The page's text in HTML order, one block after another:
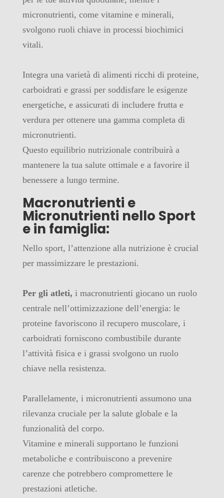
micronutrienti, come vitamine e minerali,
svolgono ruoli chiave in processi biochimici
vitali.
Integra una varietà di alimenti ricchi di proteine,
carboidrati e grassi per soddisfare le esigenze
energetiche, e assicurati di includere frutta e
verdura per ottenere una gamma completa di
micronutrienti.
Questo equilibrio nutrizionale contribuirà a
mantenere la tua salute ottimale e a favorire il
benessere a lungo termine.
Macronutrienti e
Micronutrienti nello Sport
e in famiglia:
Nello sport, l’attenzione alla nutrizione è crucial
per massimizzare le prestazioni.
Per gli atleti, i macronutrienti giocano un ruolo
centrale nell’ottimizzazione dell’energia: le
proteine favoriscono il recupero muscolare, i
carboidrati forniscono combustibile durante
l’attività fisica e i grassi svolgono un ruolo
chiave nella resistenza.
Parallelamente, i micronutrienti assumono una
rilevanza cruciale per la salute globale e la
funzionalità del corpo.
Vitamine e minerali supportano le funzioni
metaboliche e contribuiscono a prevenire
carenze che potrebbero compromettere le
prestazioni atletiche.